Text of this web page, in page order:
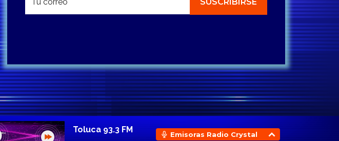
Emisoras Radio Crystal
Toluca 93.3 FM